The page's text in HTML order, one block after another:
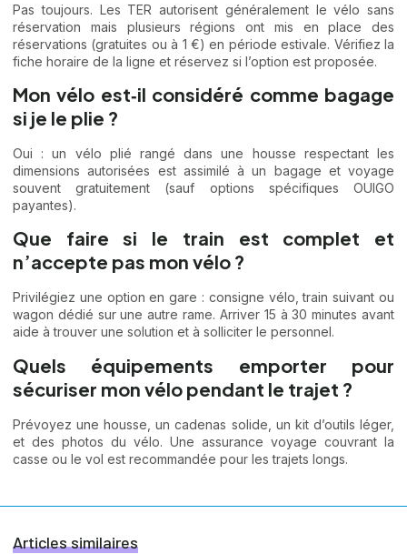
Pas toujours. Les TER autorisent généralement le vélo sans
réservation mais plusieurs régions ont mis en place des
réservations (gratuites ou à 1 €) en période estivale. Vérifiez la
fiche horaire de la ligne et réservez si l’option est proposée.
Mon vélo est‑il considéré comme bagage
si je le plie ?
Oui : un vélo plié rangé dans une housse respectant les
dimensions autorisées est assimilé à un bagage et voyage
souvent gratuitement (sauf options spécifiques OUIGO
payantes).
Que faire si le train est complet et
n’accepte pas mon vélo ?
Privilégiez une option en gare : consigne vélo, train suivant ou
wagon dédié sur une autre rame. Arriver 15 à 30 minutes avant
aide à trouver une solution et à solliciter le personnel.
Quels équipements emporter pour
sécuriser mon vélo pendant le trajet ?
Prévoyez une housse, un cadenas solide, un kit d’outils léger,
et des photos du vélo. Une assurance voyage couvrant la
casse ou le vol est recommandée pour les trajets longs.
Articles similaires